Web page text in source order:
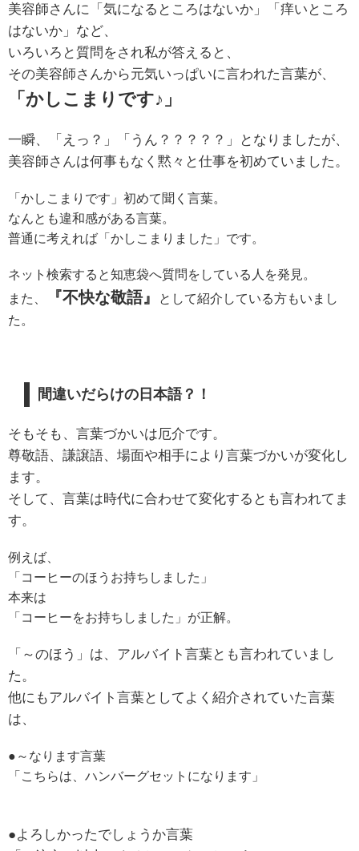
美容師さんに「気になるところはないか」「痒いところ
はないか」など、
いろいろと質問をされ私が答えると、
その美容師さんから元気いっぱいに言われた言葉が、
「かしこまりです♪」
一瞬、「えっ？」「うん？？？？？」となりましたが、
美容師さんは何事もなく黙々と仕事を初めていました。
「かしこまりです」初めて聞く言葉。
なんとも違和感がある言葉。
普通に考えれば「かしこまりました」です。
ネット検索すると知恵袋へ質問をしている人を発見。
また、
『不快な敬語』
として紹介している方もいまし
た。
間違いだらけの日本語？！
そもそも、言葉づかいは厄介です。
尊敬語、謙譲語、場面や相手により言葉づかいが変化し
ます。
そして、言葉は時代に合わせて変化するとも言われてま
す。
例えば、
「コーヒーのほうお持ちしました」
本来は
「コーヒーをお持ちしました」が正解。
「～のほう」は、アルバイト言葉とも言われていまし
た。
他にもアルバイト言葉としてよく紹介されていた言葉
は、
●～なります言葉
「こちらは、ハンバーグセットになります」
●よろしかったでしょうか言葉